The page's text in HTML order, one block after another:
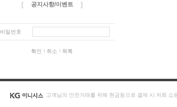
[ 공지사항/이벤트 ]
비밀번호
확인 취소 목록
고객님의 안전거래를 위해 현금등으로 결제 시 저희 쇼